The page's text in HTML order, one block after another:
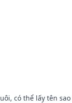
có thể lấy tên